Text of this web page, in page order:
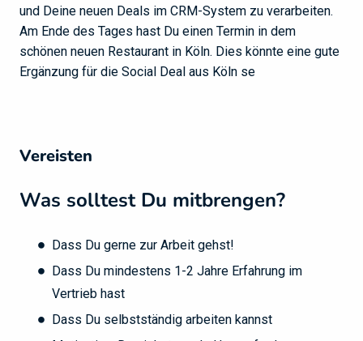
und Deine neuen Deals im CRM-System zu verarbeiten.
Am Ende des Tages hast Du einen Termin in dem
schönen neuen Restaurant in Köln. Dies könnte eine gute
Ergänzung für die Social Deal aus Köln se
Vereisten
Was solltest Du mitbrengen?
Dass Du gerne zur Arbeit gehst!
Dass Du mindestens 1-2 Jahre Erfahrung im
Vertrieb hast
Dass Du selbstständig arbeiten kannst